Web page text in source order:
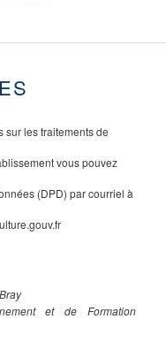
sur les traitements de
vous pouvez
(DPD) par courriel à
et de Formation